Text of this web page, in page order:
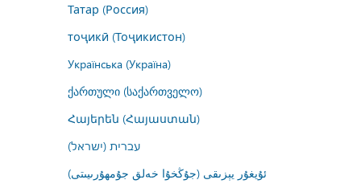
Татар (Россия)
тоҷикӣ (Тоҷикистон)
Українська (Україна)
ქართული (საქართველო)
Հայերեն (Հայաստան)
עברית (ישראל)
ئۇيغۇر يېزىقى (جۇڭخۇا خەلق جۇمھۇرىيىتى)